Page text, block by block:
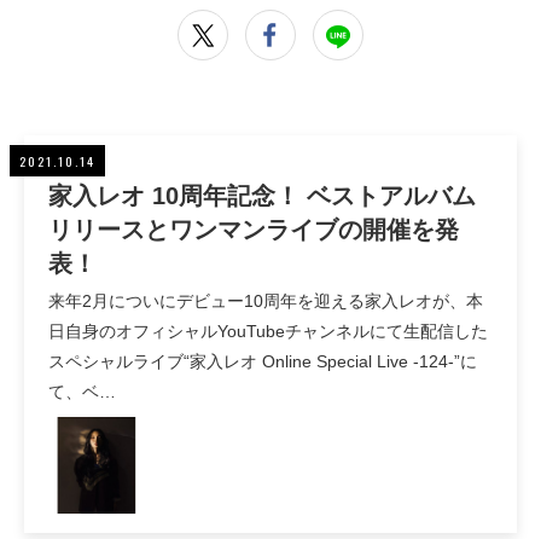
2021.10.14
家入レオ 10周年記念！ ベストアルバム
リリースとワンマンライブの開催を発
表！
来年2月についにデビュー10周年を迎える家入レオが、本
日自身のオフィシャルYouTubeチャンネルにて生配信した
スペシャルライブ“家入レオ Online Special Live -124-”に
て、ベ…